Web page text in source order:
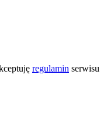
regulamin serwisu